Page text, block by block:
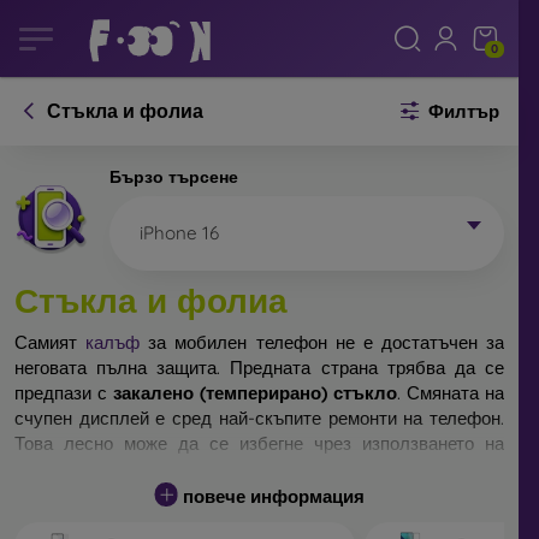
0
Стъкла и фолиа Филтър
Бързо търсене
iPhone 16
Стъкла и фолиа
Самият калъф за мобилен телефон не е достатъчен за
неговата пълна защита. Предната страна трябва да се
предпази с закалено (темперирано) стъкло. Смяната на
счупен дисплей е сред най-скъпите ремонти на телефон.
Това лесно може да се избегне чрез използването на
Неразбиваемо стъкло за телефон не съществува, но при
повече информация